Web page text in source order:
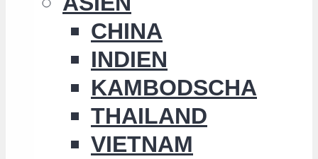
CHINA
INDIEN
KAMBODSCHA
THAILAND
VIETNAM